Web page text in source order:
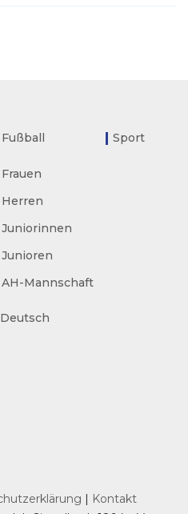
Fußball
Frauen
Herren
Juniorinnen
Junioren
AH-Mannschaft
Sport
Deutsch
| Kontakt